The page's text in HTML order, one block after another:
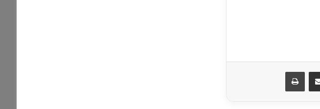
مشاركة عبر البريد طباعة